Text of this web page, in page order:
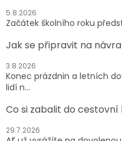
5.8.2026
Začátek školního roku
Jak se připravit na
3.8.2026
Konec prázdnin a letních
lidí n...
Co si zabalit do
29.7.2026